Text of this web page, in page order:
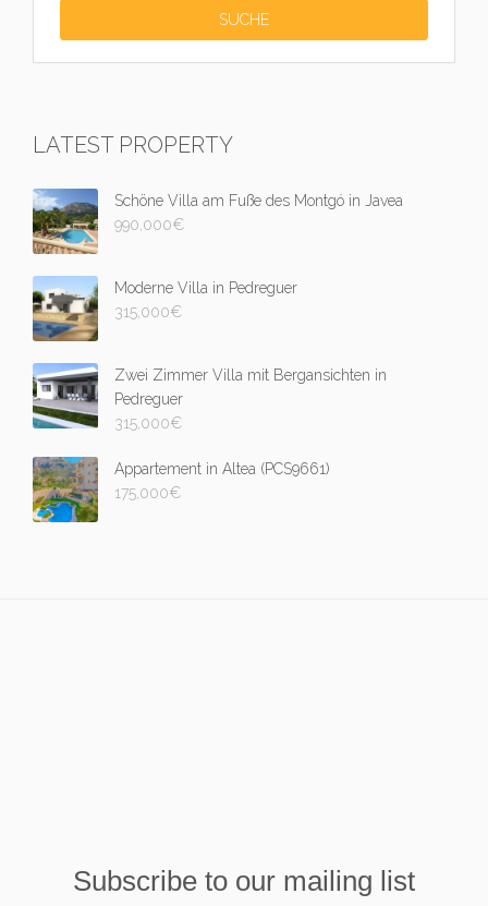
LATEST PROPERTY
Schöne Villa am Fuße des Montgó in Javea
990,000€
Moderne Villa in Pedreguer
315,000€
Zwei Zimmer Villa mit Bergansichten in
Pedreguer
315,000€
Appartement in Altea (PCS9661)
175,000€
Subscribe to our mailing list